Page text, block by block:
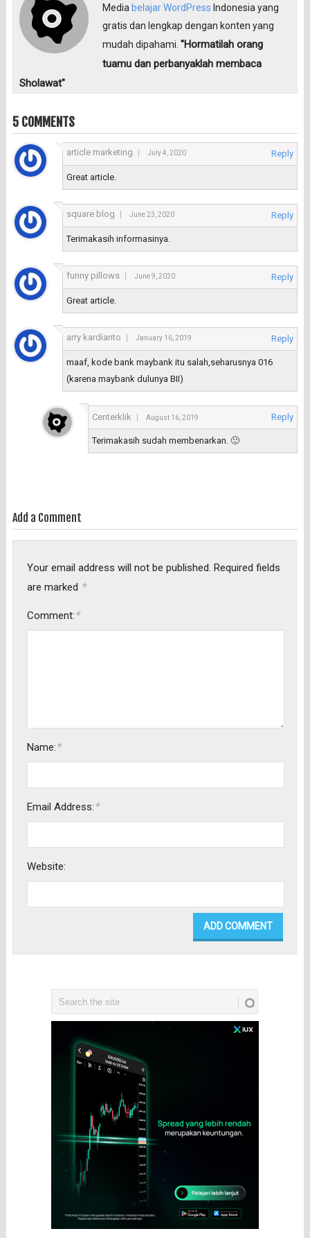
Media belajar WordPress Indonesia yang
gratis dan lengkap dengan konten yang
mudah dipahami."Hormatilah orang
tuamu dan perbanyaklah membaca
Sholawat"
5 COMMENTS
article marketing July 4, 2020 Reply
Great article.
square blog June 23, 2020 Reply
Terimakasih informasinya.
funny pillows June 9, 2020 Reply
Great article.
arry kardianto January 16, 2019 Reply
maaf, kode bank maybank itu salah,seharusnya 016
(karena maybank dulunya BII)
Centerklik August 16, 2019 Reply
Terimakasih sudah membenarkan. 🙂
Add a Comment
Your email address will not be published. Required fields
are marked *
Comment:*
Name:*
Email Address:*
Website: